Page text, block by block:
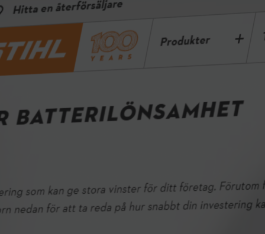
Akkulaitteiden kannattavuuslaskuri
meluherkillä alueilla työskentelyn mahdollisuuden lisäksi voit myös
saavuttaa merkittäviä säästöjä toiminnassasi. Käytä laskuriamme
selvittääksesi, kuinka nopeasti investointisi voi maksaa itsensä